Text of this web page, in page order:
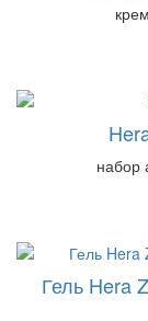
набор
Гель Hera